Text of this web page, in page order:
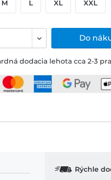
dodacia lehota cca 2-3
M L XL XXL
Do
Rýchle